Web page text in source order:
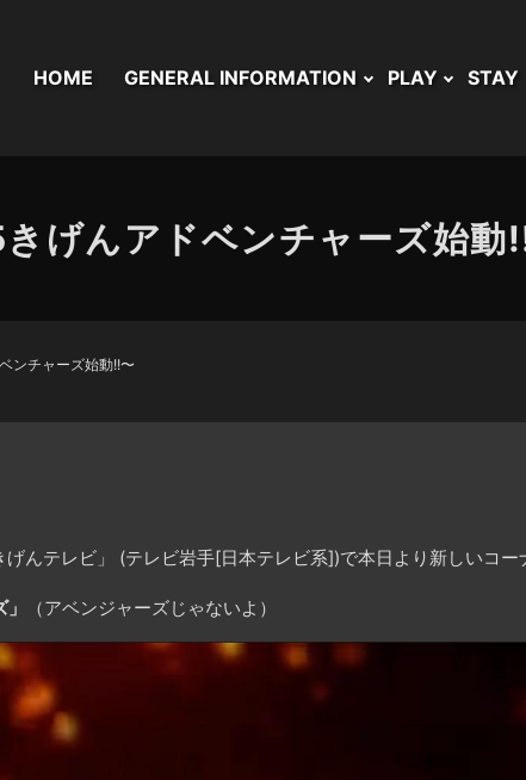
HOME GENERAL INFORMATION PLAY STAY
げんアドベンチャーズ始動
ンチャーズ始動!!〜
んテレビ」 (テレビ岩手[日本テレビ系])で本日より新しいコ
（アベンジャーズじゃないよ）